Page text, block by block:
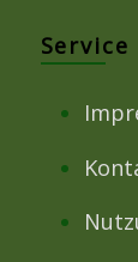
Service